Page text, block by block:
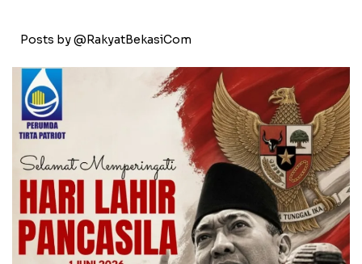
Posts by @RakyatBekasiCom